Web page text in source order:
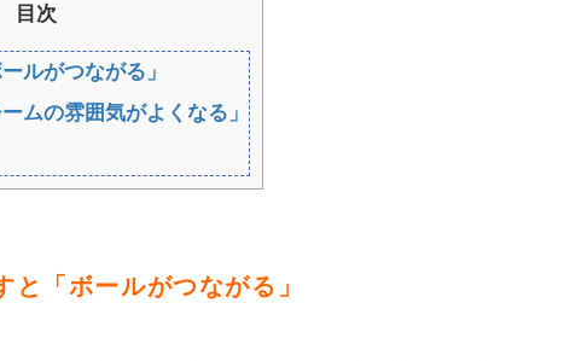
目次
ルがつながる」
ムの雰囲気がよくなる」
と「ボールがつながる」